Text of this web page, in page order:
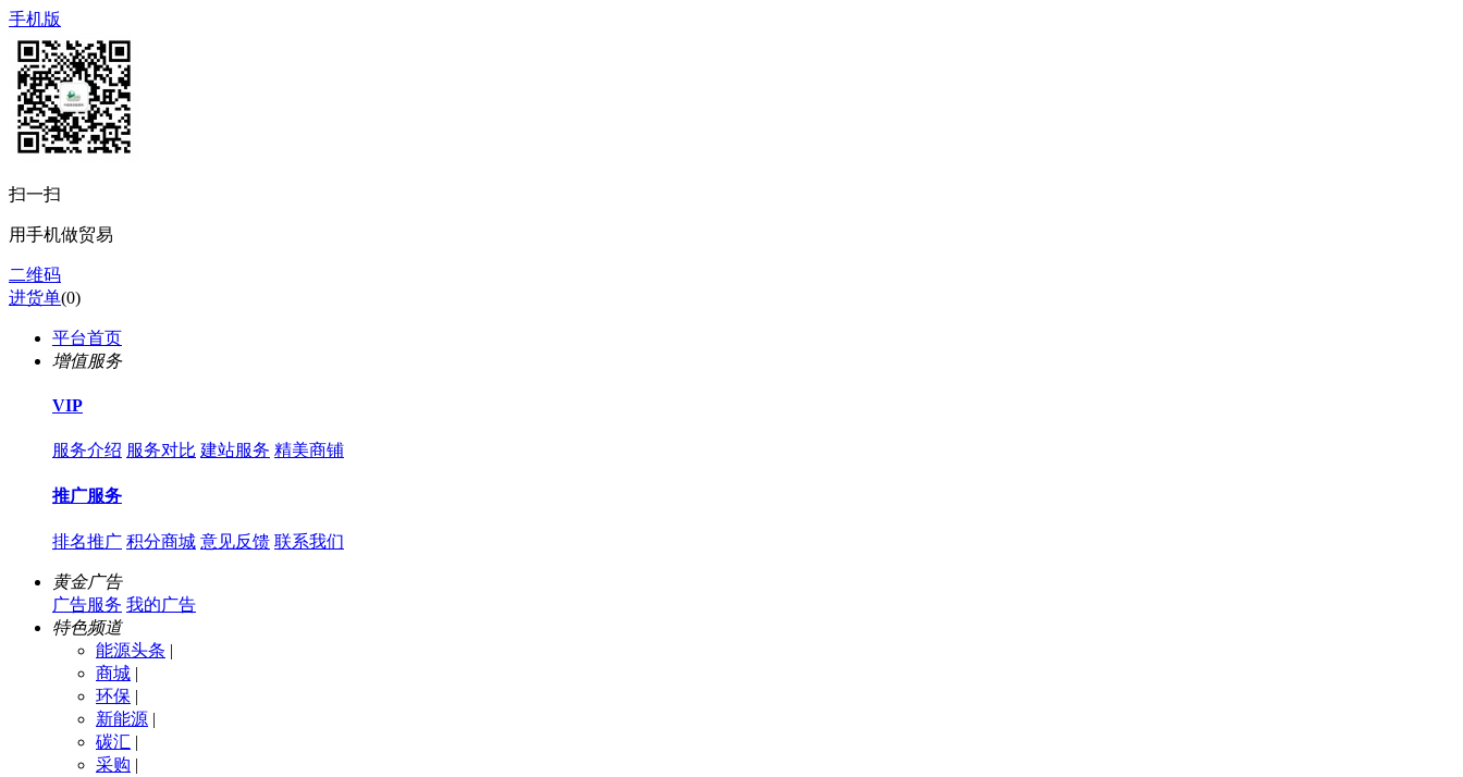
手机版
扫一扫
用手机做贸易
二维码
进货单(0)
平台首页
增值服务
VIP
服务介绍 服务对比 建站服务 精美商铺
推广服务
排名推广 积分商城 意见反馈 联系我们
黄金广告
广告服务 我的广告
特色频道
能源头条 |
商城 |
环保 |
新能源 |
碳汇 |
采购 |